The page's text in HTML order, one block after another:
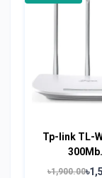
Tp-link TL-
৳1,900.00